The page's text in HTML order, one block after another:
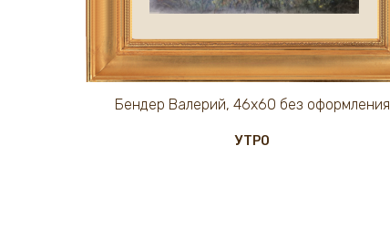
Бендер Валерий, 46х60 без оформления
УТРО